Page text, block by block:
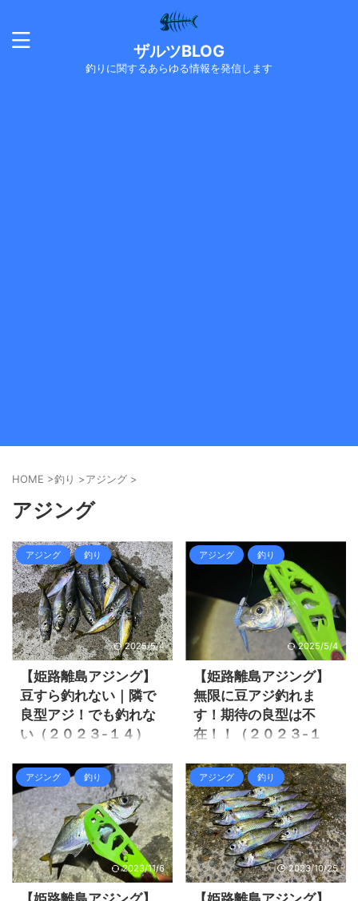
ザルツBLOG
釣りに関するあらゆる情報を発信します
HOME >釣り >アジング >
アジング
アジング 釣り
2025/5/4
【姫路離島アジング】
豆すら釣れない｜隣で
良型アジ！でも釣れな
い（２０２３-１４）
って豆アジしか釣れませんで
したが、ここん所の本命ボウ
ズ連打から言うと一応本命だ
し数も釣れてとても楽しめま
した。 ３日前に行った所です
が、年末年始休暇に入る事だ
し再び姫路離島アジングに行
ってみよう♪ 良型のアジが釣れ
アジング 釣り
2025/5/4
【姫路離島アジング】
無限に豆アジ釣れま
す！期待の良型は不
在！！（２０２３-１
今年の冬こそは尺に限りなく
近い良型アジが回遊してくる
事を期待して待っていました
がその時は来ず。 今年の冬も
姫路離島アジングへ行く事無
くオフシーズンになるだろう
と思っていましたが、良型の
アジが釣れ始めたと言う情報
アジング 釣り
2023/11/6
アジング 釣り
2023/10/25